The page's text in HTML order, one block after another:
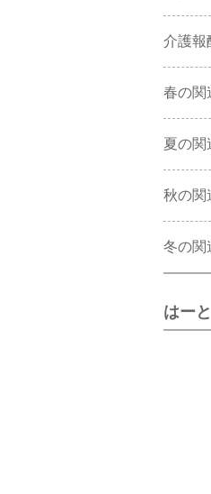
介護報
春の関
夏の関
秋の関
冬の関
はー